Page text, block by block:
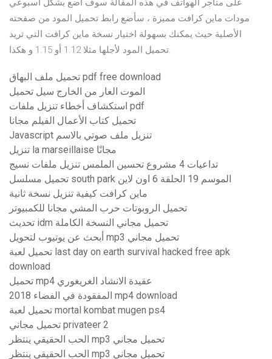
على متاجر الهواتف في هذه المقالة سوف أضع بشكل أسبوعي
مودات ماين كرافت مميزة ، سأضع رابط تحميل المود من صفحته
الأصلية حيث يمكنك بسهولة اختيار نسخة ماين كرافت التي تريد
تحميل المود لأجلها مثلا 1.12 أو 1.15 و هكذا.
تحميل ملف البهاق pdf free download
الموت العار من الخارج سيل تحميل
استكشاف أخطاء تنزيل ملفات pdf
تحميل كتاب الأعمال الفيلم مجانا
Javascript تنزيل ملف صوتي بالاسم
تنزيل la marseillaise مجانًا
تداعيات 4 مشروع تحسين الملمس تنزيل ملفات نسيج
تحميل مسلسل south park الموسم 19 الحلقة 6 اون لاين
ماين كرافت كيفية تنزيل نسخة ثانية
تحميل الروبوتات حرب المشي مجانا للكمبيوتر
تحديث idm تحميل مجاني النسخة الكاملة
أبحث عن يوتيوب لتحويل mp3 تحميل مجاني
تحميل لعبة last day on earth survival hacked free apk
download
تحميل mp4 عقيدة الانشاد الغريغوري
المفقودة في الفضاء 2018 mp4 download
تحميل لعبة mortal kombat mugen ps4
تحميل مجاني privateer 2
الحب الحقيقي ينتظر mp3 تحميل مجاني
الحب الحقيقي ينتظر mp3 تحميل مجاني